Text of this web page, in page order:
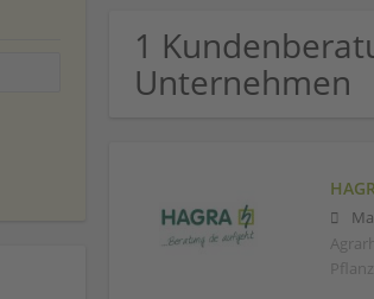
1
Unternehmen